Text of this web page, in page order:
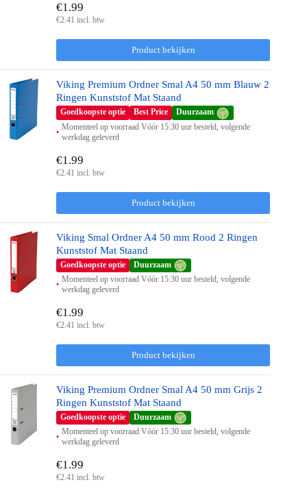
Product bekijken
€1.99
€2.41 incl. btw
Viking Premium Ordner Smal A4 50 mm Blauw 2
Ringen Kunststof Mat Staand
Goedkoopste optie Best Price
Duurzaam
Momenteel op voorraad Vóór 15:30 uur besteld, volgende
werkdag geleverd
Product bekijken
€1.99
€2.41 incl. btw
Viking Smal Ordner A4 50 mm Rood 2 Ringen
Kunststof Mat Staand
Goedkoopste optie
Duurzaam
Momenteel op voorraad Vóór 15:30 uur besteld, volgende
werkdag geleverd
Product bekijken
€1.99
€2.41 incl. btw
Viking Premium Ordner Smal A4 50 mm Grijs 2
Ringen Kunststof Mat Staand
Goedkoopste optie
Duurzaam
Momenteel op voorraad Vóór 15:30 uur besteld, volgende
werkdag geleverd
€1.99
€2.41 incl. btw